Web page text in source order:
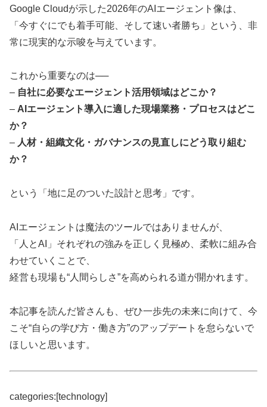
Google Cloudが示した2026年のAIエージェント像は、
「今すぐにでも着手可能、そして速い者勝ち」という、非
常に現実的な示唆を与えています。
これから重要なのは──
– 自社に必要なエージェント活用領域はどこか？
– AIエージェント導入に適した現場業務・プロセスはどこ
か？
– 人材・組織文化・ガバナンスの見直しにどう取り組む
か？
という「地に足のついた設計と思考」です。
AIエージェントは魔法のツールではありませんが、
「人とAI」それぞれの強みを正しく見極め、柔軟に組み合
わせていくことで、
経営も現場も“人間らしさ”を高められる道が開かれます。
本記事を読んだ皆さんも、ぜひ一歩先の未来に向けて、今
こそ“自らの学び方・働き方”のアップデートを怠らないで
ほしいと思います。
categories:[technology]